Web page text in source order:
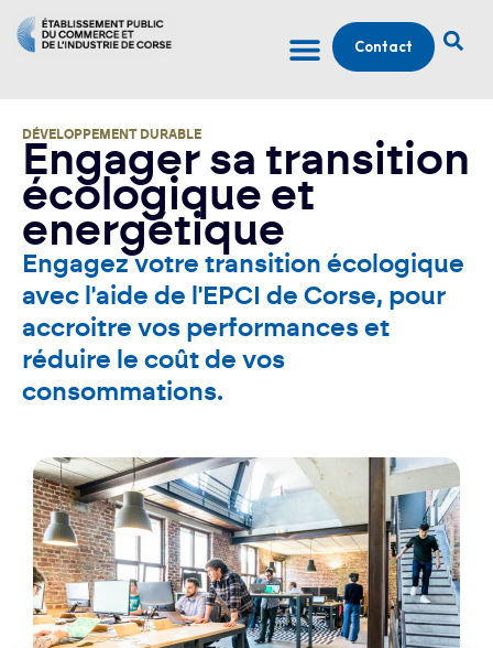
Contact
DÉVELOPPEMENT DURABLE
Engager sa transition
écologique et
energétique
Engagez votre transition écologique
avec l'aide de l'EPCI de Corse, pour
accroitre vos performances et
réduire le coût de vos
consommations.